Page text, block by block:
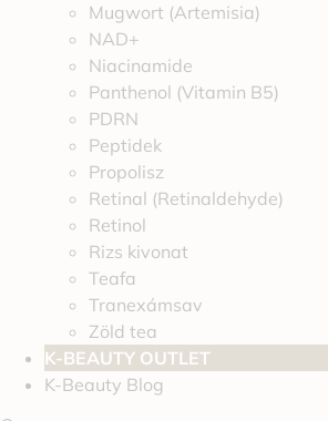
Mugwort (Artemisia)
NAD+
Niacinamide
Panthenol (Vitamin B5)
PDRN
Peptidek
Propolisz
Retinal (Retinaldehyde)
Retinol
Rizs kivonat
Teafa
Tranexámsav
Zöld tea
K-BEAUTY OUTLET
K-Beauty Blog